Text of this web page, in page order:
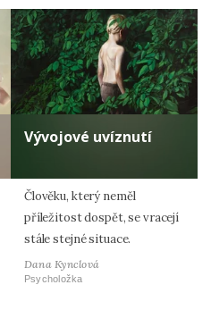
Vývojové uvíznutí
Člověku, který neměl
příležitost dospět, se vracejí
stále stejné situace.
Dana Kynclová
Psycholožka